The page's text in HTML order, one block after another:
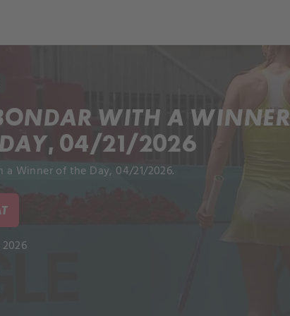
WITH A WINNER
DAY, 04/21/2026
a Winner of the Day, 04/21/2026.